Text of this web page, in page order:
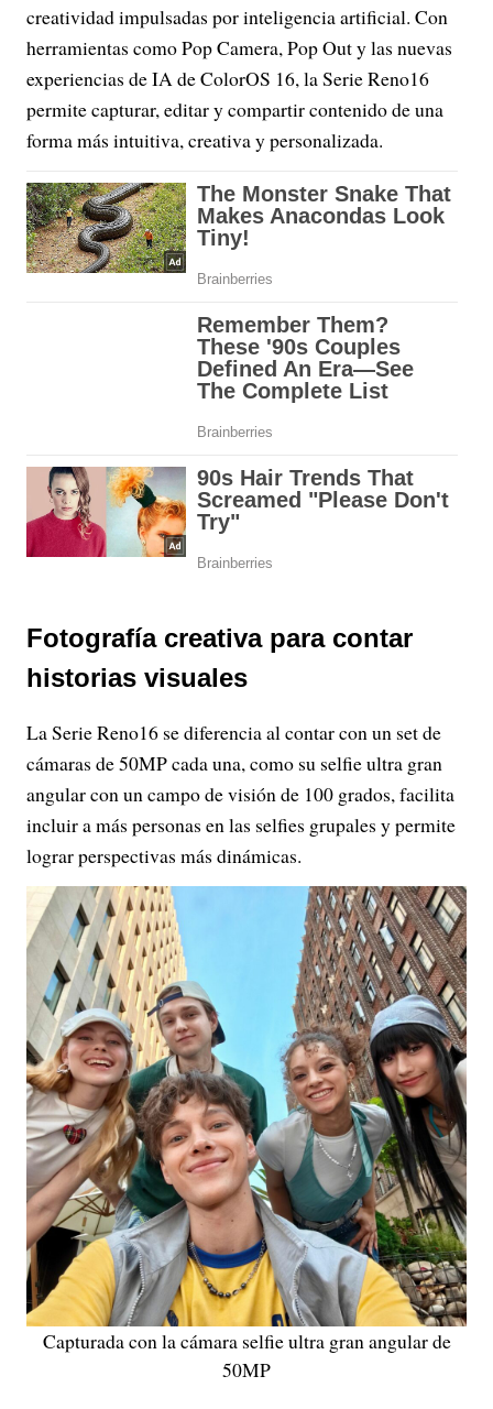
creatividad impulsadas por inteligencia artificial. Con
herramientas como Pop Camera, Pop Out y las nuevas
experiencias de IA de ColorOS 16, la Serie Reno16
permite capturar, editar y compartir contenido de una
forma más intuitiva, creativa y personalizada.
Fotografía creativa para contar
historias visuales
La Serie Reno16 se diferencia al contar con un set de
cámaras de 50MP cada una, como su selfie ultra gran
angular con un campo de visión de 100 grados, facilita
incluir a más personas en las selfies grupales y permite
lograr perspectivas más dinámicas.
Capturada con la cámara selfie ultra gran angular de
50MP